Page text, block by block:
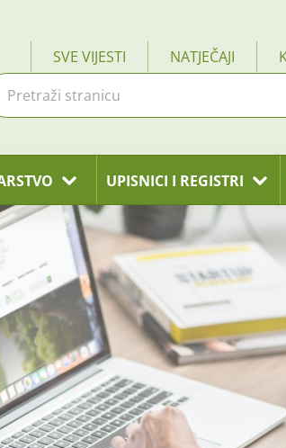
SVE VIJESTI NATJEČAJI
UPISNICI I REGISTRI